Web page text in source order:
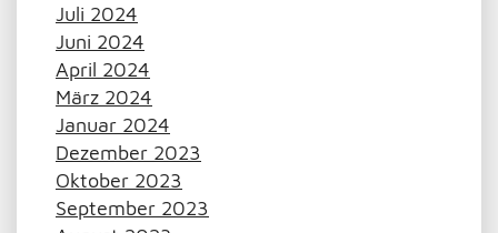
Juli 2024
Juni 2024
April 2024
März 2024
Januar 2024
Dezember 2023
Oktober 2023
September 2023